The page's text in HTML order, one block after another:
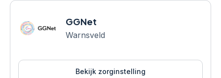
GGNet
Warnsveld
Bekijk zorginstelling